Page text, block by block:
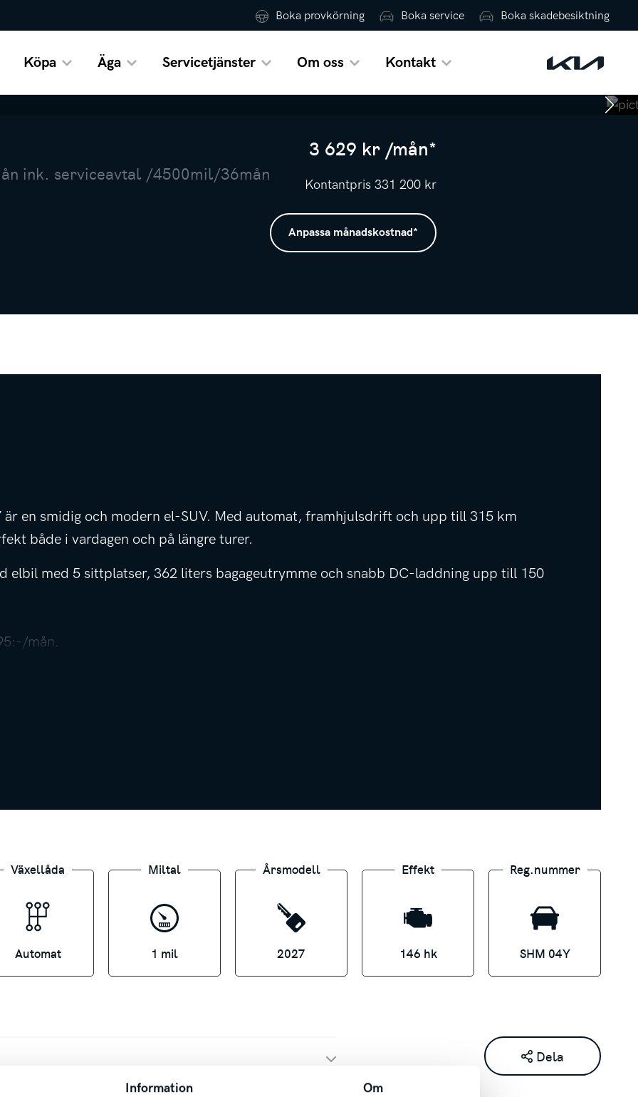
Information Om
Boka provkörning Boka service Boka skadebesiktning
Köpa Äga Servicetjänster Om oss Kontakt
ink. serviceavtal /4500mil/36mån
3 629 kr /mån*
Kontantpris 331 200 kr
Anpassa månadskostnad*
är en smidig och modern el-SUV. Med automat, framhjulsdrift och upp till 315 km
både i vardagen och på längre turer.
elbil med 5 sittplatser, 362 liters bagageutrymme och snabb DC-laddning upp till 150
mån.
Uppläggnings- och aviavgift tillkommer. Missa inte att man har möjlighet att göra
personbilar från Kia:
och kupé (i elbilar).
Växellåda
Automat
Miltal
1 mil
Årsmodell
2027
Effekt
146 hk
Reg.nummer
SHM 04Y
Dela